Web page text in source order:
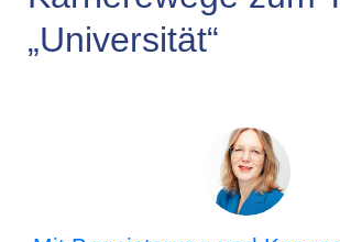
„Universität“